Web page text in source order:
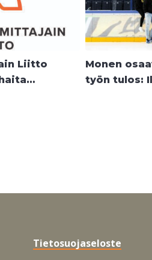
Liitto
Monen
työn tulos:
Tietosuojaseloste